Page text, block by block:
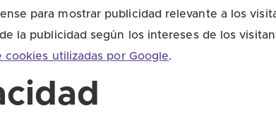
para mostrar publicidad relevante a los
la publicidad según los intereses de los
cookies utilizadas por Google.